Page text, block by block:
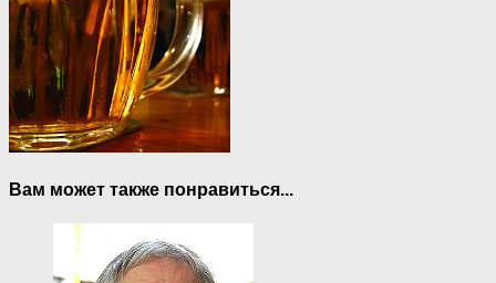
Вам может также понравиться...